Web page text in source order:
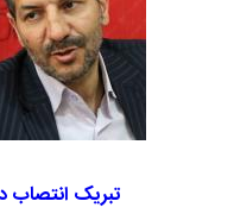
تبریک انتصاب